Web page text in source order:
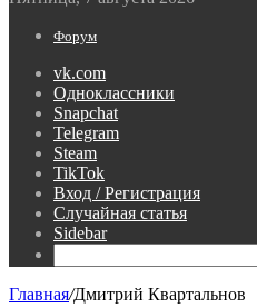
Форум
vk.com
Одноклассники
Snapchat
Telegram
Steam
TikTok
Вход / Регистрация
Случайная статья
Sidebar
Главная/Дмитрий Квартальнов